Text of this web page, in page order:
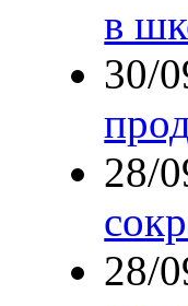
в
30/
28/
28/